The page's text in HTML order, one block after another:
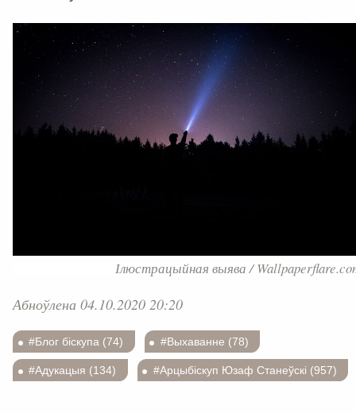
Ілюстрацыйная выява /
Абноўлена 04.10.2020 20:20
#Блог біскупа (74) #Выхаванне (78)
#Адукацыя (134) #Арцыбіскуп Юзаф Станеўскі (957)